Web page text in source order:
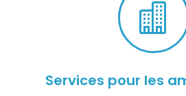

Services pour les